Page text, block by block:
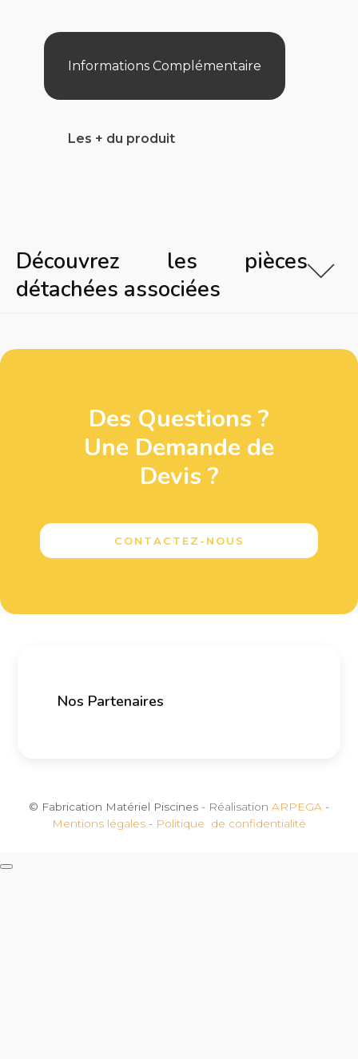
Mono
New
Kw
Informations Complémentaire
Les + du produit
Découvrez les pièces
détachées associées
Des Questions ?
Une Demande de
Devis ?
CONTACTEZ-NOUS
Nos Partenaires
© Fabrication Matériel Piscines - Réalisation ARPEGA -
Mentions légales - Politique de confidentialité